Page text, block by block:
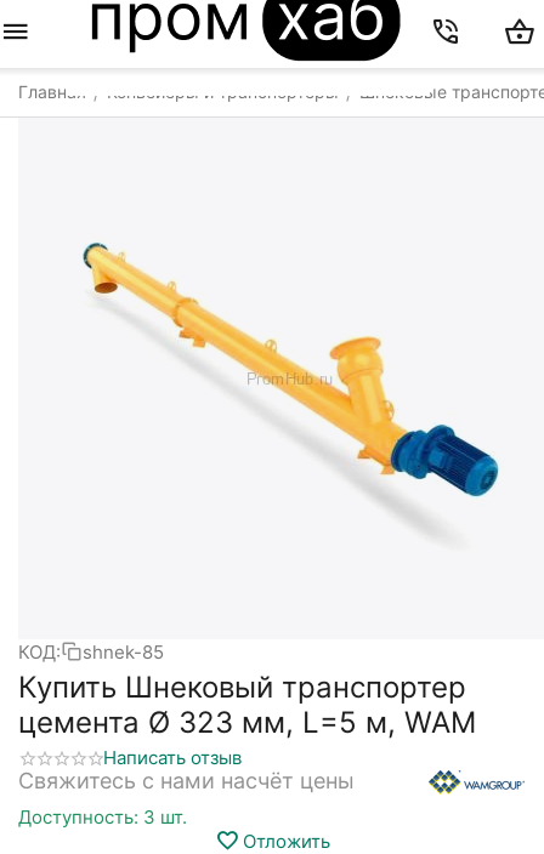
Главная / Конвейеры и транспортеры / Шнековые
КОД: shnek-85
Купить Шнековый транспортер
цемента Ø 323 мм, L=5 м, WAM
Написать отзыв
Свяжитесь с нами насчёт цены
Доступность: 3 шт.
Отложить